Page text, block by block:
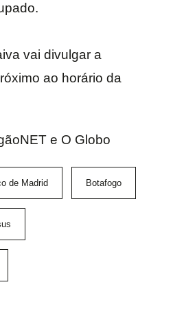
vai divulgar a
ao horário da
e O Globo
de Madrid Botafogo